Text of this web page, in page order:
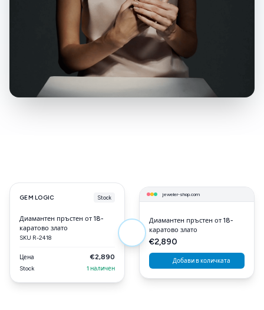
GEM LOGIC Stock
Диамантен пръстен от 18-
каратово злато
SKU R-2418
Цена €2,890
Stock 1 наличен
jeweler-shop.com
Диамантен пръстен от 18-
каратово злато
€2,890
Добави в количката